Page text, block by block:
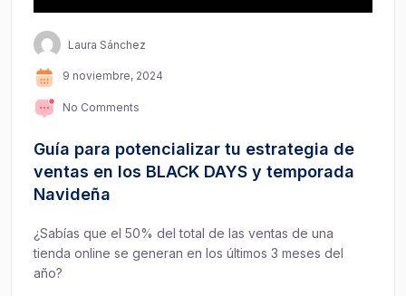
Laura Sánchez
9 noviembre, 2024
No Comments
Guía para potencializar tu estrategia de
ventas en los BLACK DAYS y temporada
Navideña
¿Sabías que el 50% del total de las ventas de una
tienda online se generan en los últimos 3 meses del
año?